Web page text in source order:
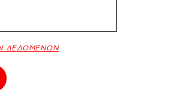
ΔΕΔΟΜΕΝΩΝ